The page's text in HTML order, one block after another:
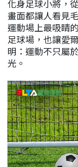
化身足球小將，
畫面都讓人看見
運動場上最吸睛
足球場，也讓愛
明：運動不只屬
光。